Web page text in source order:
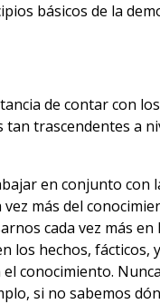
básicos de la
de contar con
tan trascendentes a
en conjunto con
más del
cada vez más
los hechos, fácticos,
conocimiento.
si no sabemos